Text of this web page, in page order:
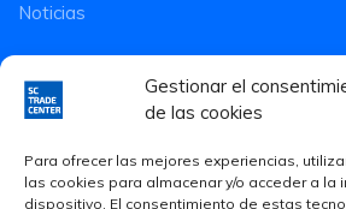
Gestionar el
de las cookies
Para ofrecer las mejores experiencias,
las cookies para almacenar y/o acceder a la
dispositivo. El consentimiento de estas
Noticias